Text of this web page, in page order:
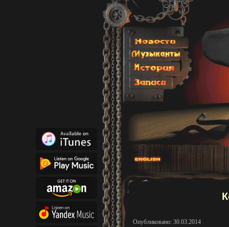
Опубликовано: 30.03.2014